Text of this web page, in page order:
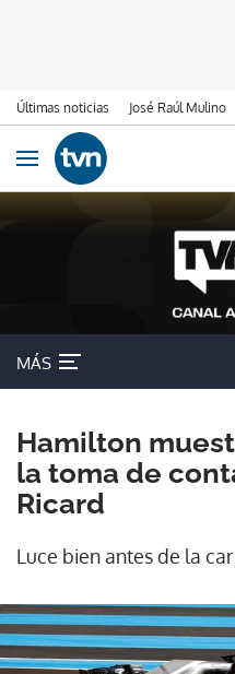
Últimas noticias José Raúl Mulino
Ir al contenido
Obrir navegació
MÁS
Hamilton
la toma de
Ricard
Luce bien antes de la